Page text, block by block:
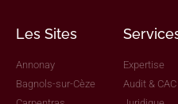
Les Sites
Annonay
Bagnols-sur-Cèze
Expertise
Audit & CAC